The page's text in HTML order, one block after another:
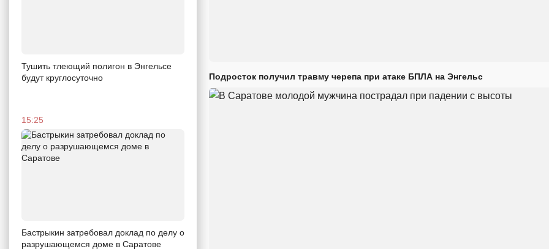
Тушить тлеющий полигон в Энгельсе
будут круглосуточно
15:25
Бастрыкин затребовал доклад по делу о
разрушающемся доме в Саратове
Подросток получил травму черепа при атаке БПЛА на Энгельс